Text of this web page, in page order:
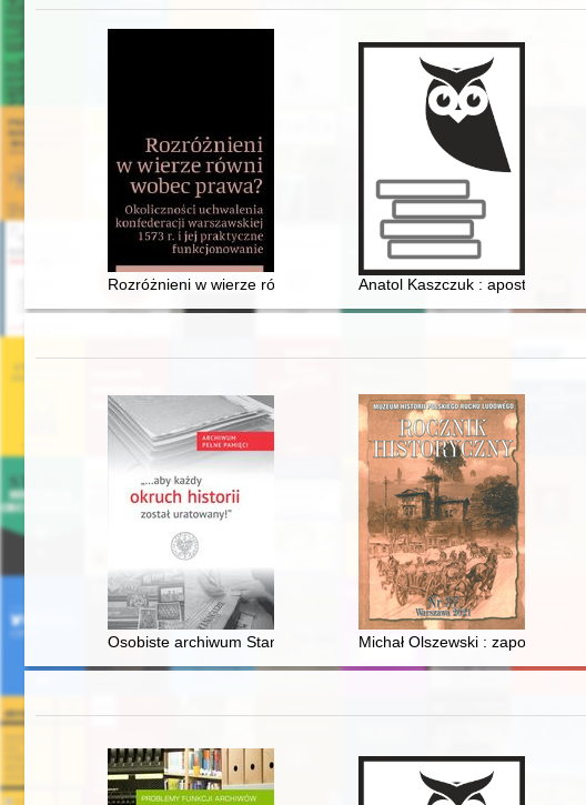
Rozróżnieni w wierze równi wobec prawa? : okoliczności
Anatol Kaszczuk : apostoł
Osobiste archiwum Stanisława MałkiewiczaMichał Olszewski : zapomniany